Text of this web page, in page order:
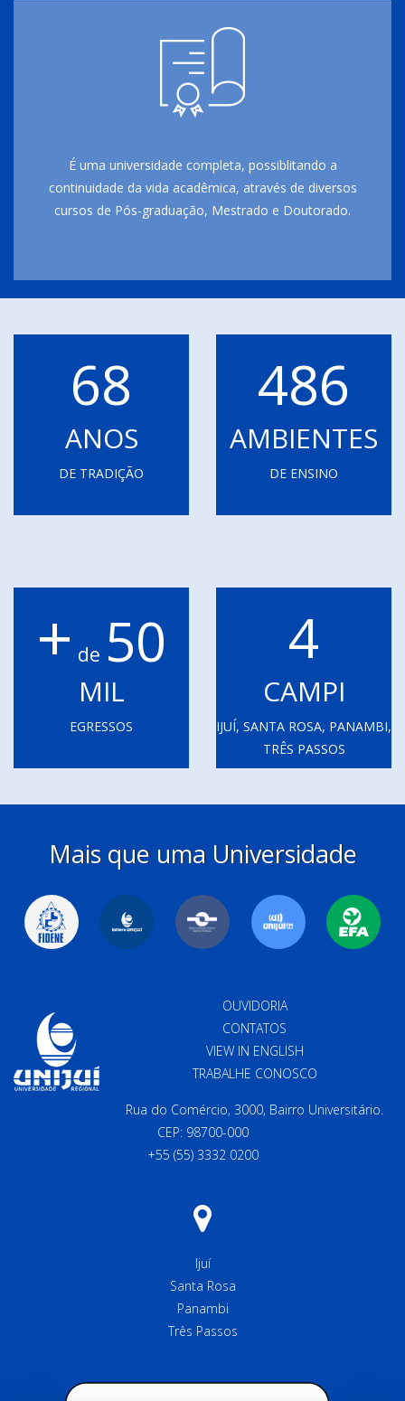
É uma universidade completa, possiblitando a
continuidade da vida acadêmica, através de diversos
cursos de Pós-graduação, Mestrado e Doutorado.
68
ANOS
DE TRADIÇÃO
486
AMBIENTES
DE ENSINO
+ de 50
MIL
EGRESSOS
4
CAMPI
IJUÍ, SANTA ROSA, PANAMBI,
TRÊS PASSOS
Mais que uma Universidade
OUVIDORIA
CONTATOS
VIEW IN ENGLISH
TRABALHE CONOSCO
Rua do Comércio, 3000, Bairro Universitário.
CEP: 98700-000
+55 (55) 3332 0200
Ijuí
Santa Rosa
Panambi
Três Passos